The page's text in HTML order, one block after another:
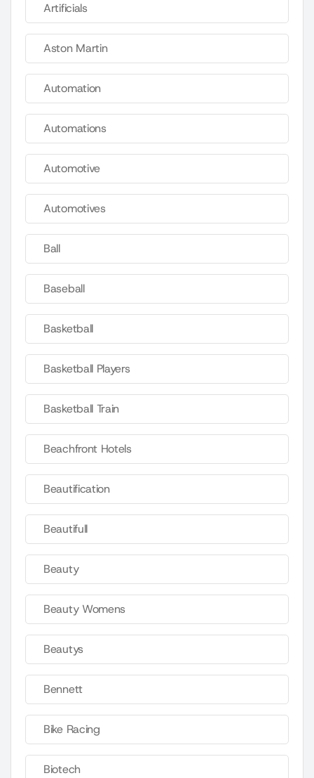
Artificials
Aston Martin
Automation
Automations
Automotive
Automotives
Ball
Baseball
Basketball
Basketball Players
Basketball Train
Beachfront Hotels
Beautification
Beautifull
Beauty
Beauty Womens
Beautys
Bennett
Bike Racing
Biotech